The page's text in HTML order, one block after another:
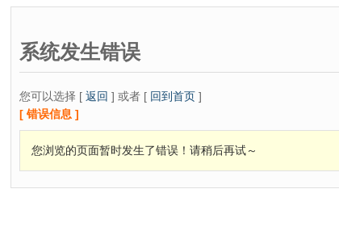
系统发生错误
您可以选择 [ 返回 ] 或者 [ 回到首页 ]
[ 错误信息 ]
您浏览的页面暂时发生了错误！请稍后再试～